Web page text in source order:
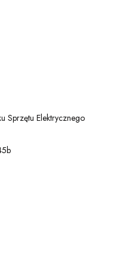
Sprzętu Elektrycznego